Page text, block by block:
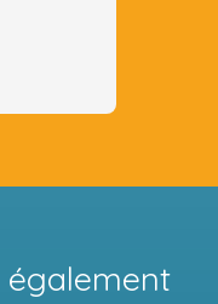
également